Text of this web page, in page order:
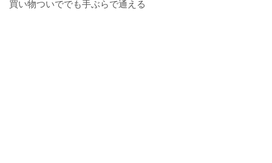
買い物ついででも手ぶらで通える